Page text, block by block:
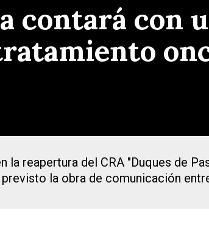
contará con
reapertura del CRA "Duques de
la obra de comunicación